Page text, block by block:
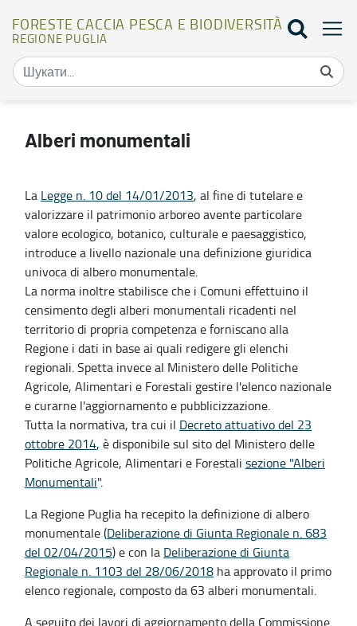
FORESTE CACCIA PESCA E BIODIVERSITÀ
REGIONE PUGLIA
Alberi monumentali
La Legge n. 10 del 14/01/2013, al fine di tutelare e
valorizzare il patrimonio arboreo avente particolare
valore ecologico, botanico, culturale e paesaggistico,
introduce a livello nazionale una definizione giuridica
univoca di albero monumentale.
La norma inoltre stabilisce che i Comuni effettuino il
censimento degli alberi monumentali ricadenti nel
territorio di propria competenza e forniscano alla
Regione i dati in base ai quali redigere gli elenchi
regionali. Spetta invece al Ministero delle Politiche
Agricole, Alimentari e Forestali gestire l'elenco nazionale
e curarne l'aggiornamento e pubblicizzazione.
Tutta la normativa, tra cui il Decreto attuativo del 23
ottobre 2014, è disponibile sul sito del Ministero delle
Politiche Agricole, Alimentari e Forestali sezione "Alberi
Monumentali".
La Regione Puglia ha recepito la definizione di albero
monumentale (Deliberazione di Giunta Regionale n. 683
del 02/04/2015) e con la Deliberazione di Giunta
Regionale n. 1103 del 28/06/2018 ha approvato il primo
elenco regionale, composto da 63 alberi monumentali.
A seguito dei lavori di aggiornamento della Commissione